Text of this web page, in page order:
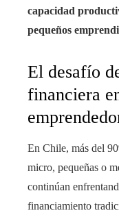
capacidad
pequeños
El desafío
financiera
En Chile, más del
micro, pequeñas o
continúan
financiamiento